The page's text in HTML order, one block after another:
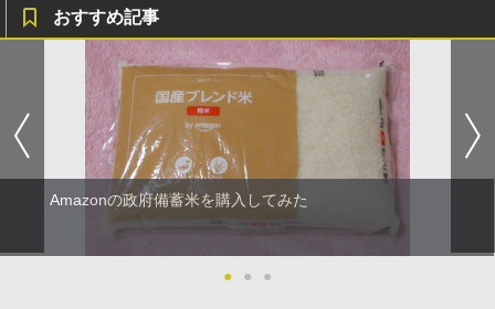
おすすめ記事
Amazonの政府備蓄米を購入してみた
● ● ●